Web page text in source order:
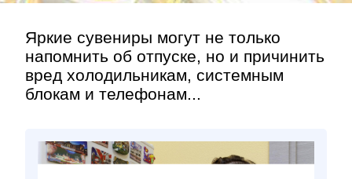
Яркие сувениры могут не только
напомнить об отпуске, но и причинить
вред холодильникам, системным
блокам и телефонам...